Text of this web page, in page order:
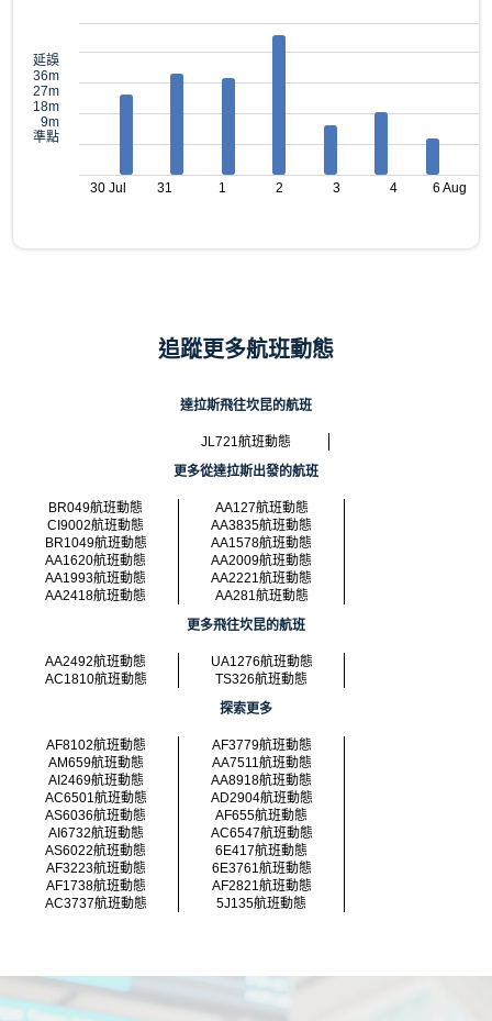
延誤
36m
27m
18m
9m
準點
30 Jul 31 1 2 3 4 6 Aug
追蹤更多航班動態
達拉斯飛往坎昆的航班
JL721航班動態
更多從達拉斯出發的航班
BR049航班動態
AA127航班動態
CI9002航班動態
AA3835航班動態
BR1049航班動態
AA1578航班動態
AA1620航班動態
AA2009航班動態
AA1993航班動態
AA2221航班動態
AA2418航班動態
AA281航班動態
更多飛往坎昆的航班
AA2492航班動態
UA1276航班動態
AC1810航班動態
TS326航班動態
探索更多
AF8102航班動態
AF3779航班動態
AM659航班動態
AA7511航班動態
AI2469航班動態
AA8918航班動態
AC6501航班動態
AD2904航班動態
AS6036航班動態
AF655航班動態
AI6732航班動態
AC6547航班動態
AS6022航班動態
6E417航班動態
AF3223航班動態
6E3761航班動態
AF1738航班動態
AF2821航班動態
AC3737航班動態
5J135航班動態